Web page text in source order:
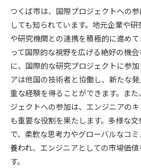
つくば市は、国際プロジェクトへの
しても知られています。地元企業や
や研究機関との連携を積極的に進め
って国際的な視野を広げる絶好の機
に、国際的な研究プロジェクトに参
アは他国の技術者と協働し、新たな
重な経験を得ることができます。ま
ジェクトへの参加は、エンジニアの
も重要な役割を果たします。多様な
で、柔軟な思考力やグローバルなコ
養われ、エンジニアとしての市場価
す。